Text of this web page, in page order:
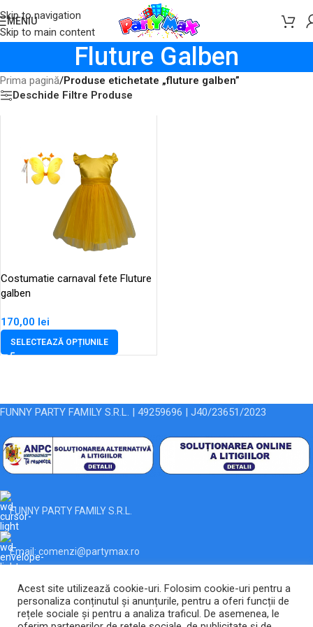
Skip to navigation
Skip to main content
MENIU
Fluture Galben
Prima pagină/Produse etichetate „fluture galben”
Deschide Filtre Produse
Costumatie carnaval fete Fluture
galben
170,00 lei
SELECTEAZĂ OPȚIUNILE
FUNNY PARTY FAMILY S.R.L. | 49259696 | J40/23651/2023
FUNNY PARTY FAMILY S.R.L.
Email: comenzi@partymax.ro
Magazin
Linkuri Utile
Acest site utilizează cookie-uri. Folosim cookie-uri pentru a
personaliza conținutul și anunțurile, pentru a oferi funcții de
rețele sociale și pentru a analiza traficul. De asemenea, le